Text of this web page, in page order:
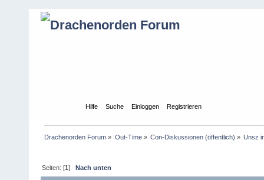
Hilfe Suche Einloggen Registrieren
Drachenorden Forum » Out-Time» Con-Diskussionen (öffentlich) » Unsz
Seiten: [1]Nach unten